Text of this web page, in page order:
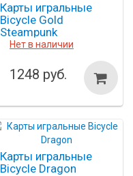
Карты игральные
Bicycle Gold
Steampunk
Нет в наличии
1248 руб.
Карты игральные
Bicycle Dragon